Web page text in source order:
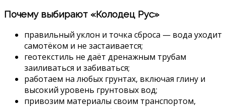
Почему выбирают «Колодец Рус»
правильный уклон и точка сброса — вода уходит
самотёком и не застаивается;
геотекстиль не даёт дренажным трубам
заиливаться и забиваться;
работаем на любых грунтах, включая глину и
высокий уровень грунтовых вод;
привозим материалы своим транспортом,